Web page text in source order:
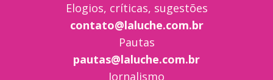
Elogios, críticas, sugestões
contato@laluche.com.br
Pautas
pautas@laluche.com.br
Jornalismo